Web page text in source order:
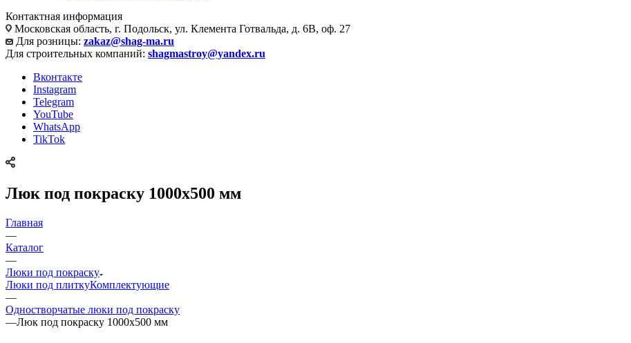
Контактная информация
Московская область, г. Подольск, ул. Клемента Готвальда, д. 6В, оф. 27
Для розницы: zakaz@shag-ma.ru
Для строительных компаний: shagmastroy@yandex.ru
Вконтакте
Instagram
Telegram
YouTube
WhatsApp
TikTok
Люк под покраску 1000x500 мм
Главная
—
Каталог
—
Люки под покраску
Люки под плиткуКомплектующие
—
Одностворчатые люки под покраску
—Люк под покраску 1000x500 мм